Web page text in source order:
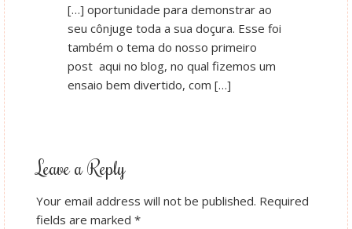
[…] oportunidade para demonstrar ao
seu cônjuge toda a sua doçura. Esse foi
também o tema do nosso primeiro
post aqui no blog, no qual fizemos um
ensaio bem divertido, com […]
Leave a Reply
Your email address will not be published. Required
fields are marked *